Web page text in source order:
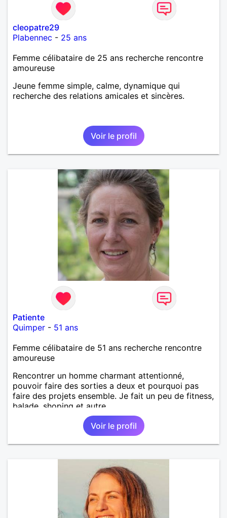
cleopatre29
Plabennec - 25 ans
Femme célibataire de 25 ans recherche rencontre
amoureuse
Jeune femme simple, calme, dynamique qui
recherche des relations amicales et sincères.
Voir le profil
Patiente
Quimper - 51 ans
Femme célibataire de 51 ans recherche rencontre
amoureuse
Rencontrer un homme charmant attentionné,
pouvoir faire des sorties a deux et pourquoi pas
faire des projets ensemble. Je fait un peu de fitness,
balade, shoping et autre.
Voir le profil